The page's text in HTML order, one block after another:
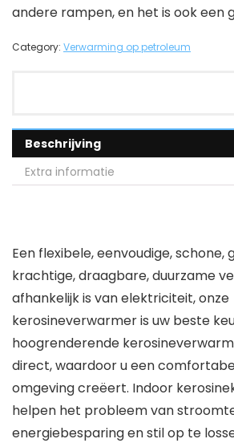
andere rampen, en het is ook een
Category: Verwarming op petroleum
Beschrijving
Extra informatie
Een flexibele, eenvoudige, schone,
krachtige, draagbare, duurzame
afhankelijk is van elektriciteit, onze
kerosineverwarmer is uw beste
hoogrenderende
direct, waardoor u een
omgeving creëert. Indoor
helpen het probleem van
energiebesparing en stil op te